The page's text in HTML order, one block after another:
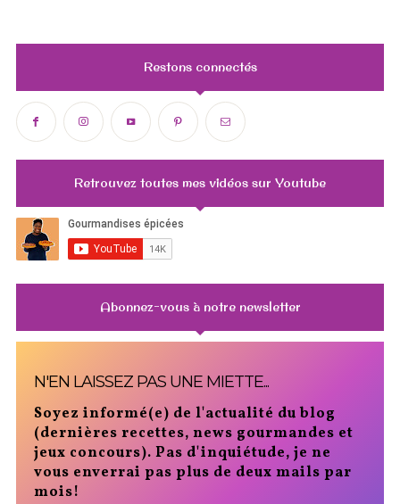
Restons connectés
Retrouvez toutes mes vidéos sur Youtube
Abonnez-vous à notre newsletter
N'EN LAISSEZ PAS UNE MIETTE...
Soyez informé(e) de l'actualité du blog
(dernières recettes, news gourmandes et
jeux concours). Pas d'inquiétude, je ne
vous enverrai pas plus de deux mails par
mois!